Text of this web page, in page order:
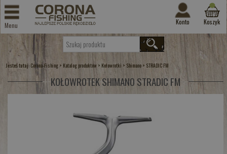
Menu Konto Koszyk
Jesteś tutaj: Corona-Fishing > Katalog produktów > Kołowrotki > Shimano > STRADIC FM
KOŁOWROTEK SHIMANO STRADIC FM